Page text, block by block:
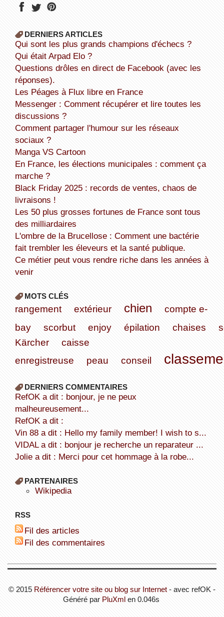
DERNIERS ARTICLES
Qui sont les plus grands champions d'échecs ?
Qui était Arpad Elo ?
Questions drôles en direct de Facebook (avec les
réponses).
Les Péages à Flux libre en France
Messenger : Comment récupérer et lire toutes les
discussions ?
Comment partager l'humour sur les réseaux
sociaux ?
Manga VS Cartoon
En France, les élections municipales : comment ça
marche ?
Black Friday 2025 : records de ventes, chaos de
livraisons !
Les 50 plus grosses fortunes de France sont tous
des milliardaires
L'ombre de la Brucellose : Comment une bactérie
fait trembler les éleveurs et la santé publique.
Ce métier peut vous rendre riche dans les années à
venir
MOTS CLÉS
rangement extérieur chien
compte e-
bay
scorbut enjoy épilation chaises
Kärcher
caisse
enregistreuse
peau conseil
DERNIERS COMMENTAIRES
refOK a dit : bonjour, je ne peux
malheureusement...
refOK a dit :
Vin 88 a dit : Hello my family member! I wish to s...
VIDAL a dit : bonjour je recherche un reparateur ...
Jolie a dit : Merci pour cet hommage à la robe...
PARTENAIRES
wikipedia
RSS
Fil des articles
Fil des commentaires
© 2015 Référencer votre site ou blog sur Internet - avec refOK -
Généré par PluXmlen 0.046s